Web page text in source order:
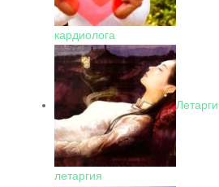
кардиолога
летаргия